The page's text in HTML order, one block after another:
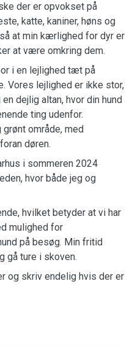
der er opvokset på
katte, kaniner, høns og
at min kærlighed for dyr er
at være omkring dem.
i en lejlighed tæt på
Vores lejlighed er ikke stor,
dejlig altan, hvor din hund
ting udenfor.
område, med
døren.
i sommeren 2024
hvor både jeg og
hvilket betyder at vi har
mulighed for
på besøg. Min fritid
gå ture i skoven.
og skriv endelig hvis der er